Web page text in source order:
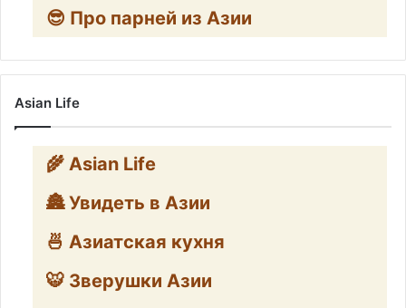
😎 Про парней из Азии
Asian Life
🌾 Asian Life
🏯 Увидеть в Азии
🍜 Азиатская кухня
🐯 Зверушки Азии